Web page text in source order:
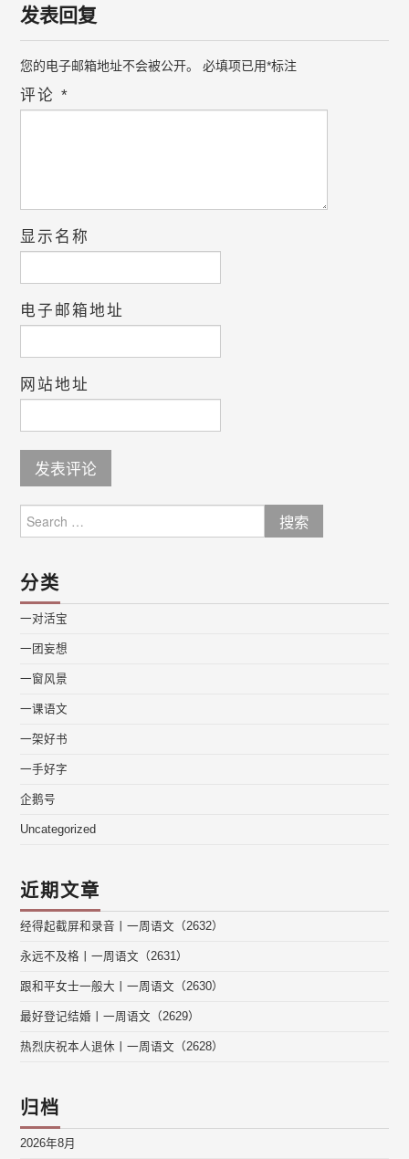
发表回复
您的电子邮箱地址不会被公开。 必填项已用*标注
评论*
显示名称
电子邮箱地址
网站地址
for:
分类
一对活宝
一团妄想
一窗风景
一课语文
一架好书
一手好字
企鹅号
Uncategorized
近期文章
经得起截屏和录音丨一周语文（2632）
永远不及格丨一周语文（2631）
跟和平女士一般大丨一周语文（2630）
最好登记结婚丨一周语文（2629）
热烈庆祝本人退休丨一周语文（2628）
归档
2026年8月